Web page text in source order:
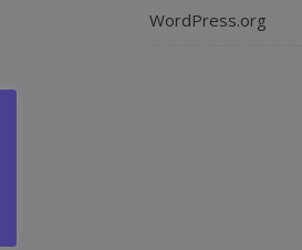
WordPress.org